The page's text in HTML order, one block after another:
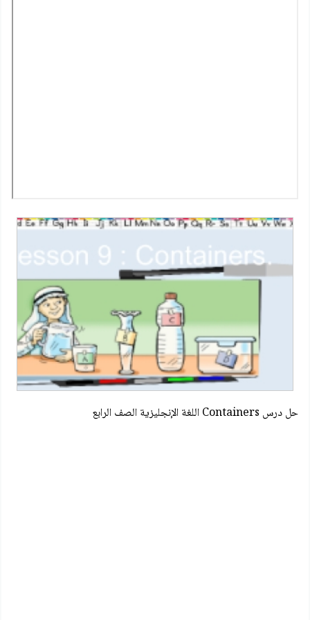
حل درس Containers اللغة الإنجليزية الصف الرابع